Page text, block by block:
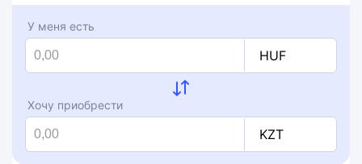
У меня есть
HUF
Хочу приобрести
KZT